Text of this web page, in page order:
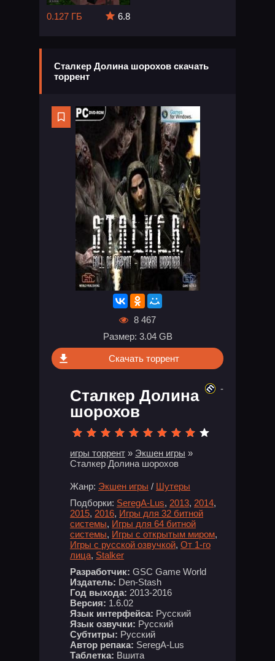
0.127 ГБ
6.8
Сталкер Долина шорохов скачать
торрент
8 467
Размер: 3.04 GB
Скачать торрент
Сталкер Долина
шорохов
игры торрент » Экшен игры »
Сталкер Долина шорохов
Жанр: Экшен игры / Шутеры
Подборки: SeregA-Lus, 2013, 2014,
2015, 2016, Игры для 32 битной
системы, Игры для 64 битной
системы, Игры с открытым миром,
Игры с русской озвучкой, От 1-го
лица, Stalker
Разработчик: GSC Game World
Издатель: Den-Stash
Год выхода: 2013-2016
Версия: 1.6.02
Язык интерфейса: Русский
Язык озвучки: Русский
Субтитры: Русский
Автор репака: SeregA-Lus
Таблетка: Вшита
-